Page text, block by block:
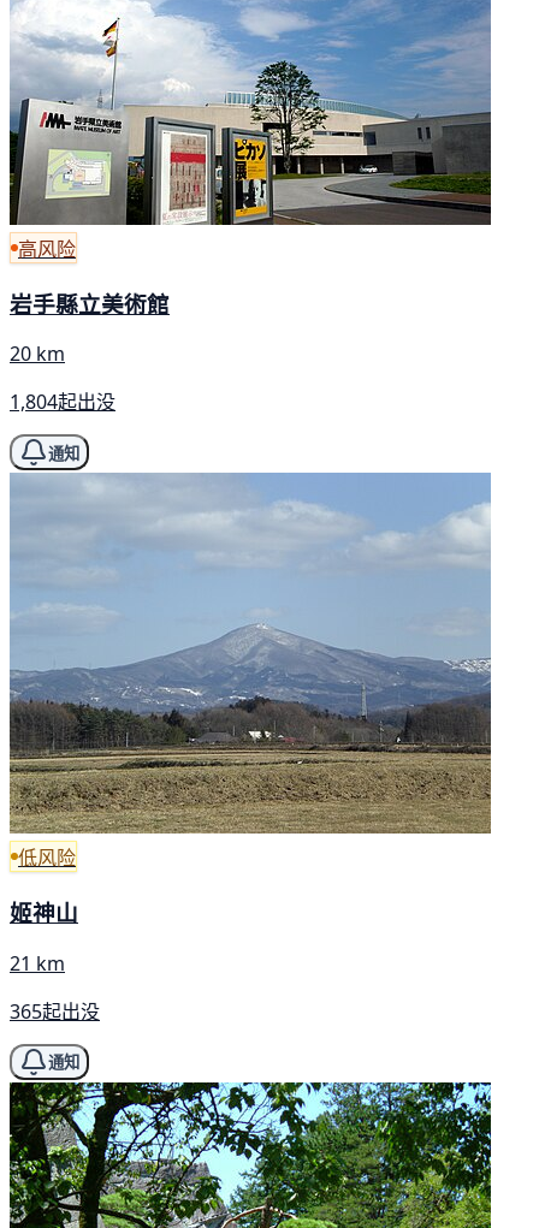
高风险
岩手縣立美術館
20 km
1,804起出没
通知
低风险
姬神山
21 km
365起出没
通知